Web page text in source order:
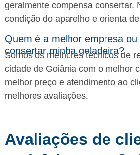
geralmente compensa consertar.
condição do aparelho e orienta
Quem é a melhor empresa
consertar minha geladeira?
Somos os melhores técnicos de
cidade de Goiânia com o melhor
melhor preço e atendimento ao
melhores avaliações.
Avaliações de